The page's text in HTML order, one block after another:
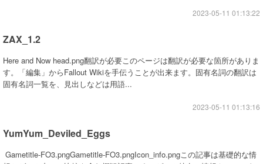
2023-05-11 01:13:22
ZAX_1.2
Here and Now head.png翻訳が必要このページは翻訳が必要な箇所がありま
す。「編集」からFallout Wikiを手伝うことが出来ます。固有名詞の翻訳は
固有名詞一覧を、見出しなどは用語...
2023-05-11 01:13:16
YumYum_Deviled_Eggs
Gametitle-FO3.pngGametitle-FO3.pngIcon_info.pngこの記事は基礎的な情